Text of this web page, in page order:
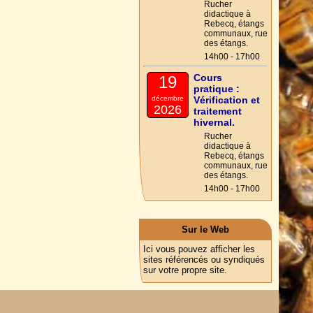
Rucher
didactique à
Rebecq, étangs
communaux, rue
des étangs.
14h00 - 17h00
19
décembre
2026
Cours
pratique :
Vérification et
traitement
hivernal.
Rucher
didactique à
Rebecq, étangs
communaux, rue
des étangs.
14h00 - 17h00
Sur le Web
Ici vous pouvez afficher les
sites référencés ou syndiqués
sur votre propre site.